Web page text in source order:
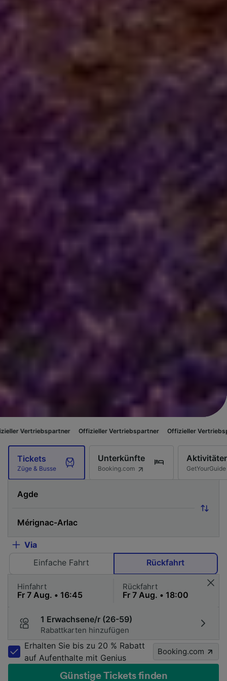
Offizieller Vertriebspartner Offizieller Vertriebspartner
Tickets
Züge & Busse
Unterkünfte
Booking.com GetYourGuide
Via
Einfache Fahrt
Rückfahrt
Hinfahrt Rückfahrt
1 Erwachsene/r (26-59)
Rabattkarten hinzufügen
Erhalten Sie bis zu 20 % Rabatt
auf Aufenthalte mit Genius
Booking.com
Günstige Tickets finden